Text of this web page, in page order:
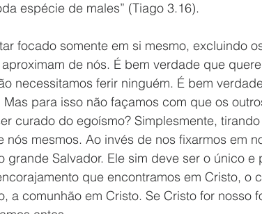
espécie de males” (Tiago 3.16).
focado somente em si mesmo, excluindo
de nós. É bem verdade que
necessitamos ferir ninguém. É bem
para isso não façamos com que os
curado do egoísmo? Simplesmente,
nós mesmos. Ao invés de nos fixarmos em
grande Salvador. Ele sim deve ser o único
que encontramos em Cristo, o
a comunhão em Cristo. Se Cristo for nosso